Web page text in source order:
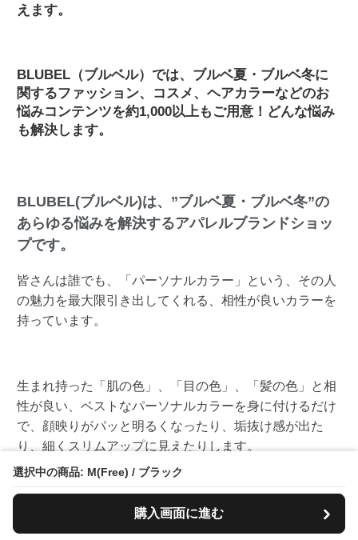
選択中の商品: M(Free) / ブラック
購入画面に進む
えます。
BLUBEL（ブルベル）では、ブルベ夏・ブルベ冬に
関するファッション、コスメ、ヘアカラーなどのお
悩みコンテンツを約1,000以上もご用意！どんな悩み
も解決します。
BLUBEL(ブルベル)は、”ブルベ夏・ブルベ冬”の
あらゆる悩みを解決するアパレルブランドショッ
プです。
皆さんは誰でも、「パーソナルカラー」という、その人
の魅力を最大限引き出してくれる、相性が良いカラーを
持っています。
生まれ持った「肌の色」、「目の色」、「髪の色」と相
性が良い、ベストなパーソナルカラーを身に付けるだけ
で、顔映りがパッと明るくなったり、垢抜け感が出た
り、細くスリムアップに見えたりします。
でも、「この色、好き」と思った服が着てみると似合わ
ない。